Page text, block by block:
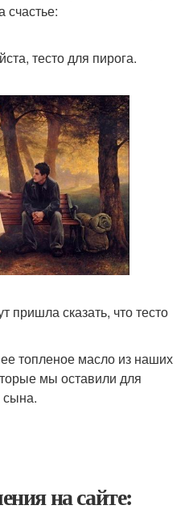
счастье:
тесто для пирога.
сказать, что тесто
топленое масло из наших
мы оставили для
сына.
на сайте: